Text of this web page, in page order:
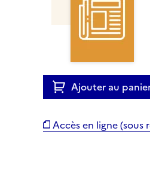
Ajouter au
Accès en ligne (sous